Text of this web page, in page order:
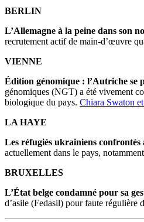
BERLIN
L’Allemagne à la peine dans son
recrutement actif de main-d’œuvre
VIENNE
Édition génomique : l’Autriche se
génomiques (NGT) a été vivement
biologique du pays. Chiara Swaton
LA HAYE
Les réfugiés ukrainiens
actuellement dans le pays,
BRUXELLES
L’État belge condamné pour sa
d’asile (Fedasil) pour faute régulière